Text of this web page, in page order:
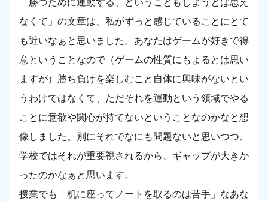
「勝つために運動する、ということもしようとは思え
なくて」の文章は、私がずっと感じていることにとて
も近いなぁと思いました。あなたはゲームが好きで得
意ということなので（ゲームの性質にもよるとは思い
ますが）勝ち負けを楽しむこと自体に興味がないとい
うわけではなくて、ただそれを運動という領域でやる
ことに意欲や関心が持てないということなのかなと想
像しました。別にそれでなにも問題ないと思いつつ、
学校ではそれが重要視されるから、ギャップが大きか
ったのかなぁと思います。
授業でも「机に座ってノートを取るのは苦手」なあな